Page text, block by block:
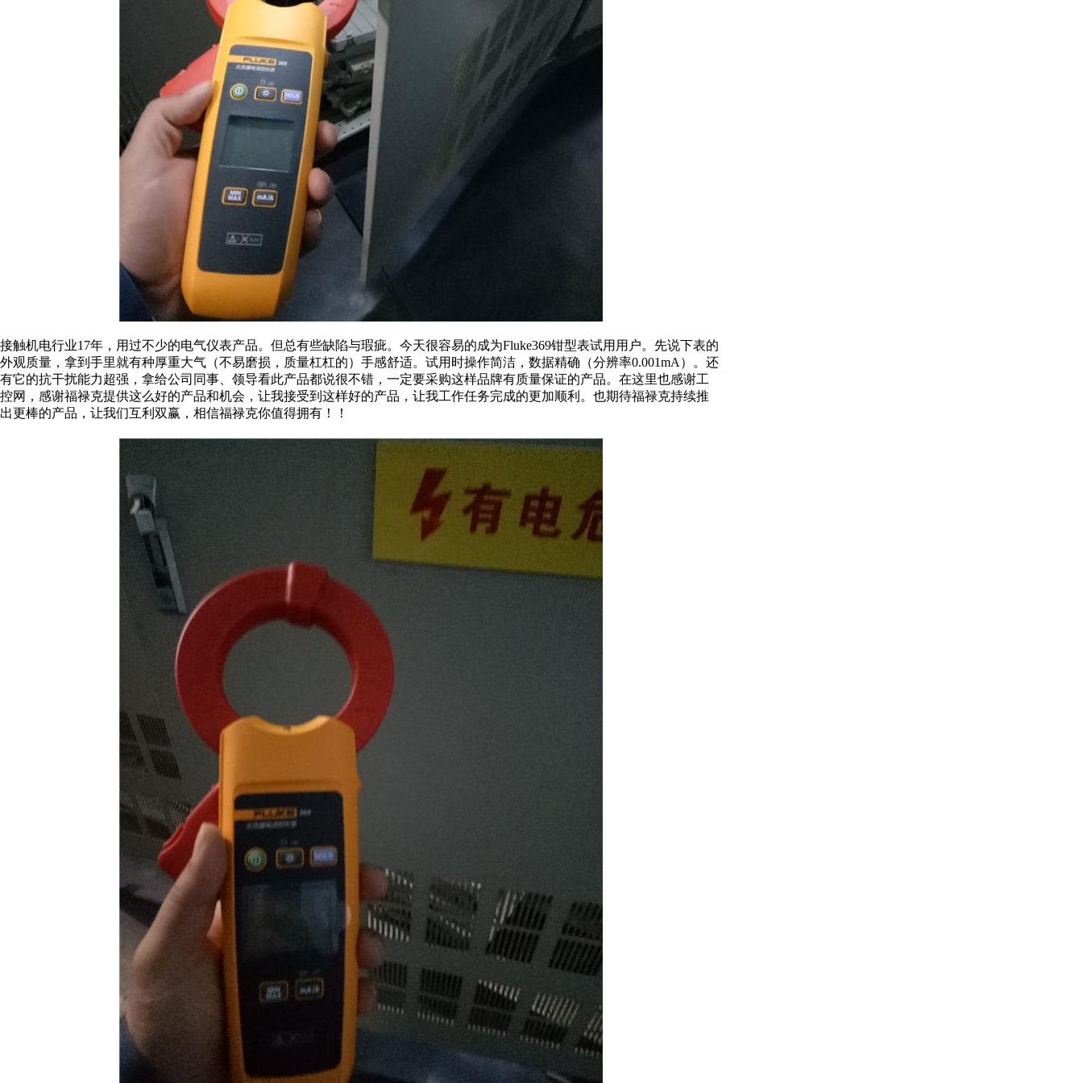
接触机电行业17年，用过不少的电气仪表产品。但总有些缺陷与瑕疵。今天很容易的成为Fluke369钳型表试用用户。先说下表的
外观质量，拿到手里就有种厚重大气（不易磨损，质量杠杠的）手感舒适。试用时操作简洁，数据精确（分辨率0.001mA）。还
有它的抗干扰能力超强，拿给公司同事、领导看此产品都说很不错，一定要采购这样品牌有质量保证的产品。在这里也感谢工
控网，感谢福禄克提供这么好的产品和机会，让我接受到这样好的产品，让我工作任务完成的更加顺利。也期待福禄克持续推
出更棒的产品，让我们互利双赢，相信福禄克你值得拥有！！